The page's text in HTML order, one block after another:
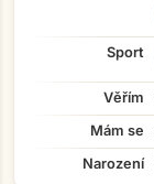
Sport
Věřím
Mám se
Narození